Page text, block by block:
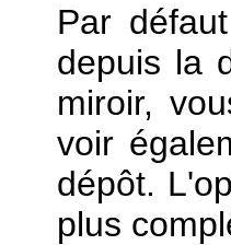
Par défaut
depuis la
miroir,
voir
dépôt.
plus